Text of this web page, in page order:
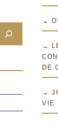
→
→
DE
→
VIE